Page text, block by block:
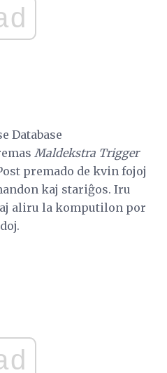
Database
Maldekstra Trigger
premado de kvin fojoj
kaj stariĝos. Iru
aliru la komputilon por